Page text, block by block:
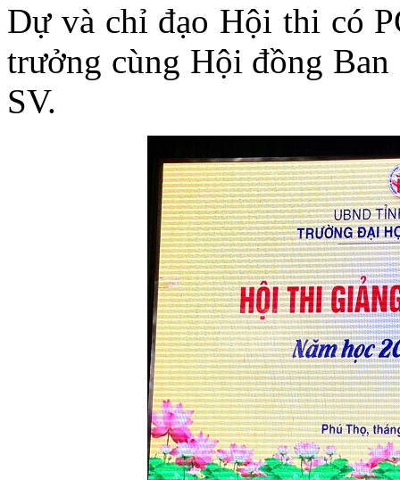
Dự và chỉ đạo Hội thi có
trưởng cùng Hội đồng
SV.